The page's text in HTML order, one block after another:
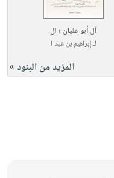
آل أبو عليان ؛ ال
لـإبراهيم بن عبد ا
المزيد من البنود »